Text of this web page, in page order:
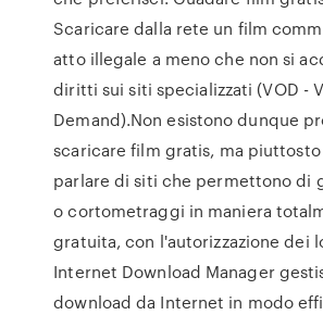
Scaricare dalla rete un film
atto illegale a meno che non si
diritti sui siti specializzati (VOD -
Demand).Non esistono dunque
scaricare film gratis, ma
parlare di siti che permettono di
o cortometraggi in maniera
gratuita, con l'autorizzazione dei
Internet Download Manager
download da Internet in modo